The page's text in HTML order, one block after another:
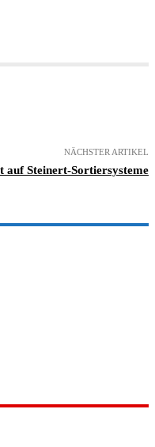
NÄCHSTER ARTIKEL
Steinert-Sortiersysteme